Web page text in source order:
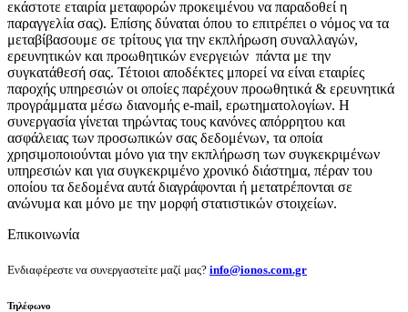
εκάστοτε εταιρία μεταφορών προκειμένου να παραδοθεί η
παραγγελία σας). Επίσης δύναται όπου το επιτρέπει ο νόμος να τα
μεταβίβασουμε σε τρίτους για την εκπλήρωση συναλλαγών,
ερευνητικών και προωθητικών ενεργειών πάντα με την
συγκατάθεσή σας. Τέτοιοι αποδέκτες μπορεί να είναι εταιρίες
παροχής υπηρεσιών οι οποίες παρέχουν προωθητικά & ερευνητικά
προγράμματα μέσω διανομής e-mail, ερωτηματολογίων. Η
συνεργασία γίνεται τηρώντας τους κανόνες απόρρητου και
ασφάλειας των προσωπικών σας δεδομένων, τα οποία
χρησιμοποιούνται μόνο για την εκπλήρωση των συγκεκριμένων
υπηρεσιών και για συγκεκριμένο χρονικό διάστημα, πέραν του
οποίου τα δεδομένα αυτά διαγράφονται ή μετατρέπονται σε
ανώνυμα και μόνο με την μορφή στατιστικών στοιχείων.
Επικοινωνία
Ενδιαφέρεστε να συνεργαστείτε μαζί μας? info@ionos.com.gr
Τηλέφωνο